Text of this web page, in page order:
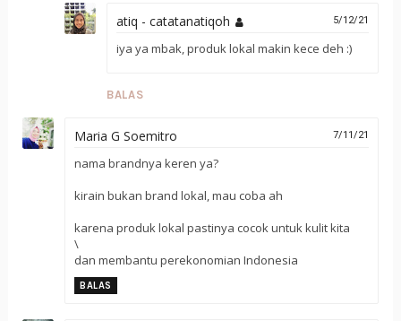
atiq - catatanatiqoh 5/12/21
iya ya mbak, produk lokal makin kece deh :)
BALAS
Maria G Soemitro 7/11/21
nama brandnya keren ya?
kirain bukan brand lokal, mau coba ah
karena produk lokal pastinya cocok untuk kulit kita
\
dan membantu perekonomian Indonesia
BALAS